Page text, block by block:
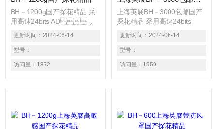
BH－1200g国产探花精品 采
用高速24bits AD，
内部精度高达1/600 000。 具
有简易计数、计重、百分比之
功能。 具有13种称重单位选
择之功能。 具有自动校正、
零点追踪、双重过载保护等功
更新时间： 2024-06-14
型号：
访问量： 1872
上海英展BH－3000包邮国产
探花精品 采用高速24bits
AD，内部精度高达
1/600 000。 具有简易计数、
计重、百分比之功能。 具有
13种称重单位选择之功能。
具有自动校正、零点追踪、双
更新时间： 2024-06-14
型号：
访问量： 1959